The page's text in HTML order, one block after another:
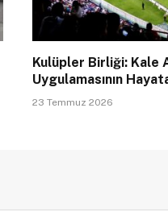
Kulüpler Birliği: Kale
Uygulamasının
23 Temmuz 2026